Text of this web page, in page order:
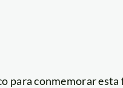
para conmemorar